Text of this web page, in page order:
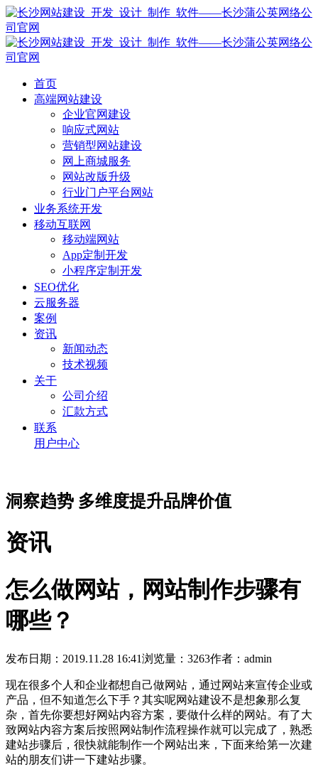
首页
高端网站建设
企业官网建设
响应式网站
营销型网站建设
网上商城服务
网站改版升级
行业门户平台网站
业务系统开发
移动互联网
移动端网站
App定制开发
小程序定制开发
SEO优化
云服务器
案例
资讯
新闻动态
技术视频
关于
公司介绍
汇款方式
联系
用户中心
洞察趋势 多维度提升品牌价值
资讯
怎么做网站，网站制作步骤有
哪些？
发布日期：2019.11.28 16:41浏览量：3263作者：admin
现在很多个人和企业都想自己做网站，通过网站来宣传企业或
产品，但不知道怎么下手？其实呢网站建设不是想象那么复
杂，首先你要想好网站内容方案，要做什么样的网站。有了大
致网站内容方案后按照网站制作流程操作就可以完成了，熟悉
建站步骤后，很快就能制作一个网站出来，下面来给第一次建
站的朋友们讲一下建站步骤。